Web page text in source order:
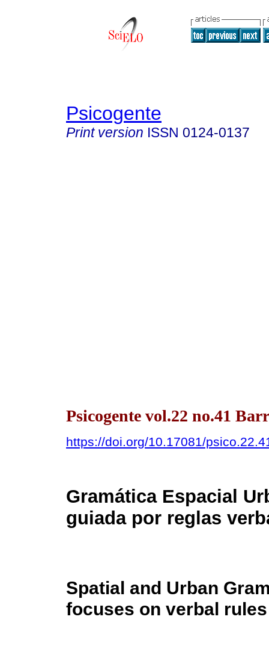
Psicogente
Print version ISSN 0124-0137
Psicogente vol.22 no.41
https://doi.org/10.17081/
Gramática Espacial
guiada por reglas
Spatial and Urban
focuses on verbal rules